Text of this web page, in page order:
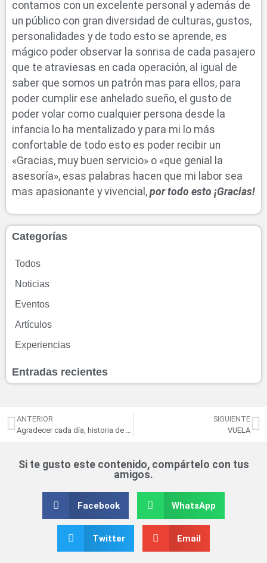
contamos con un excelente personal y además de
un público con gran diversidad de culturas, gustos,
personalidades y de todo esto se aprende, es
mágico poder observar la sonrisa de cada pasajero
que te atraviesas en cada operación, al igual de
saber que somos un patrón mas para ellos, para
poder cumplir ese anhelado sueño, el gusto de
poder volar como cualquier persona desde la
infancia lo ha mentalizado y para mi lo más
confortable de todo esto es poder recibir un
«Gracias, muy buen servicio» o «que genial la
asesoría», esas palabras hacen que mi labor sea
mas apasionante y vivencial, por todo esto ¡Gracias!
Categorías
Todos
Noticias
Eventos
Artículos
Experiencias
Entradas recientes
ANTERIOR
Agradecer cada día, historia de mi vuelo en helicóptero
SIGUIENTE
VUELA
Si te gusto este contenido, compártelo con tus
amigos.
Facebook WhatsApp
Twitter Email